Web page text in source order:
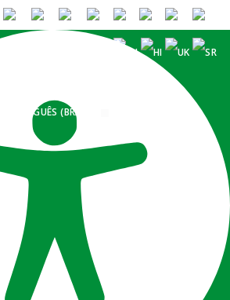
PORTUGUÊS (BRASIL)